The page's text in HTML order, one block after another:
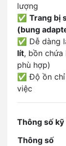
lượng
✅ Trang bị
(bung
✅ Dễ dàng
lít, bồn chứa
phù hợp)
✅ Độ ồn chỉ
việc
Thông số
Thông số